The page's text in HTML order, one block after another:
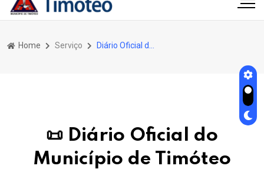
Home Serviço
📜 Diário Oficial do
Município de Timóteo